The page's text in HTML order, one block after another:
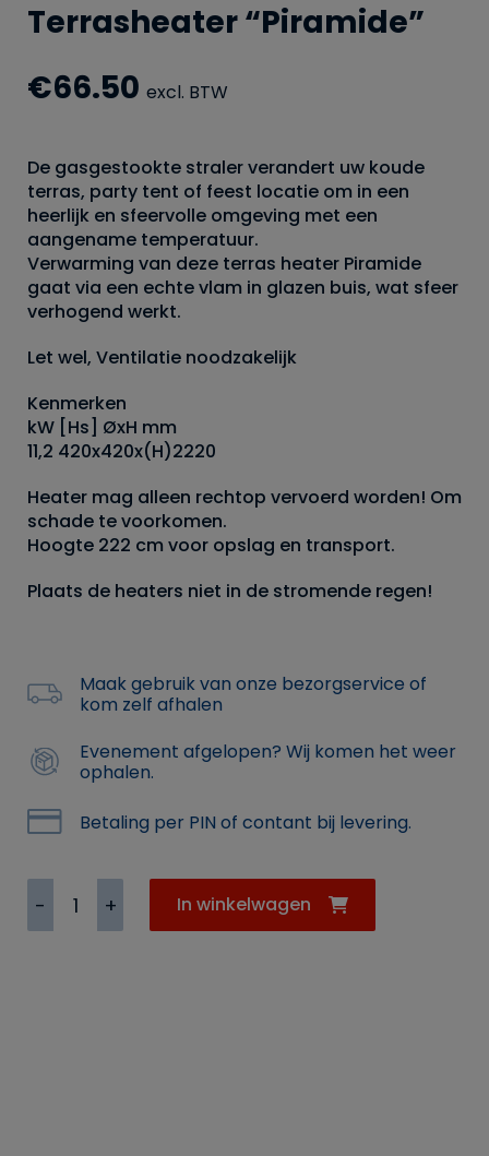
Terrasheater “Piramide”
€66.50 excl. BTW
De gasgestookte straler verandert uw koude
terras, party tent of feest locatie om in een
heerlijk en sfeervolle omgeving met een
aangename temperatuur.
Verwarming van deze terras heater Piramide
gaat via een echte vlam in glazen buis, wat sfeer
verhogend werkt.
Let wel, Ventilatie noodzakelijk
Kenmerken
kW [Hs] ØxH mm
11,2 420x420x(H)2220
Heater mag alleen rechtop vervoerd worden! Om
schade te voorkomen.
Hoogte 222 cm voor opslag en transport.
Plaats de heaters niet in de stromende regen!
Maak gebruik van onze bezorgservice of
kom zelf afhalen
Evenement afgelopen? Wij komen het weer
ophalen.
Betaling per PIN of contant bij levering.
Terrasheater
"Piramide"
aantal
In winkelwagen